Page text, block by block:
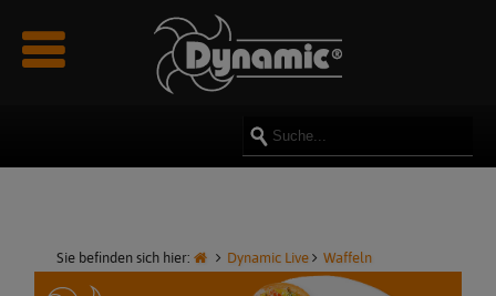
Sie befinden sich hier: Dynamic Live Waffeln
Partner & Sponsoring
Kataloge & Prospekte